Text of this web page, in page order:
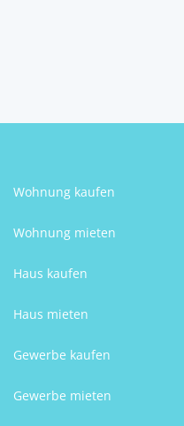
Wohnung kaufen
Wohnung mieten
Haus kaufen
Haus mieten
Gewerbe kaufen
Gewerbe mieten